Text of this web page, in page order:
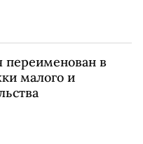
переименован в
малого и